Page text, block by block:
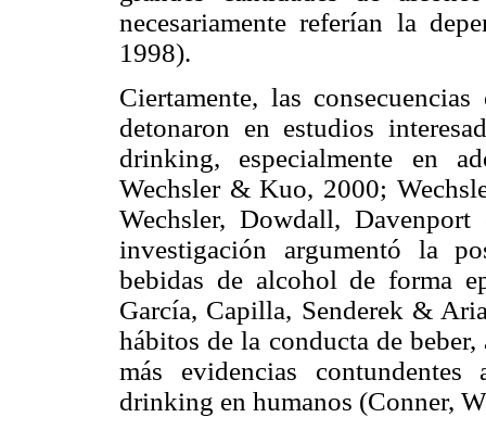
necesariamente referían la
1998).
Ciertamente, las
detonaron en estudios
drinking, especialmente en
Wechsler & Kuo, 2000;
Wechsler, Dowdall,
investigación argumentó la
bebidas de alcohol de forma
García, Capilla, Senderek &
hábitos de la conducta de
más evidencias
drinking en humanos (Conner,